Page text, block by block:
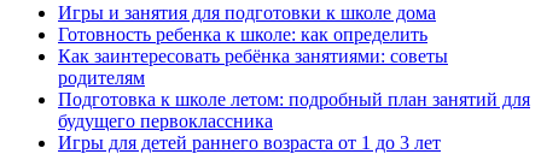
Игры и занятия для подготовки к школе дома
Готовность ребенка к школе: как определить
Как заинтересовать ребёнка занятиями: советы
родителям
Подготовка к школе летом: подробный план занятий для
будущего первоклассника
Игры для детей раннего возраста от 1 до 3 лет